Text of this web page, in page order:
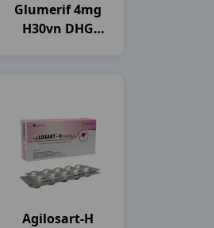
Glumerif 4mg
H30vn DHG
Agilosart-H